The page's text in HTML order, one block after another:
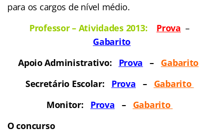
para os cargos de nível médio.
Professor – Atividades 2013:
Prova –
Gabarito
Apoio Administrativo: Prova – Gabarito
Secretário Escolar: Prova – Gabarito
Monitor: Prova – Gabarito
O concurso